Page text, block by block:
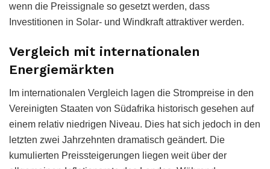
wenn die Preissignale so gesetzt werden, dass
Investitionen in Solar- und Windkraft attraktiver werden.
Vergleich mit internationalen
Energiemärkten
Im internationalen Vergleich lagen die Strompreise in den
Vereinigten Staaten von Südafrika historisch gesehen auf
einem relativ niedrigen Niveau. Dies hat sich jedoch in den
letzten zwei Jahrzehnten dramatisch geändert. Die
kumulierten Preissteigerungen liegen weit über der